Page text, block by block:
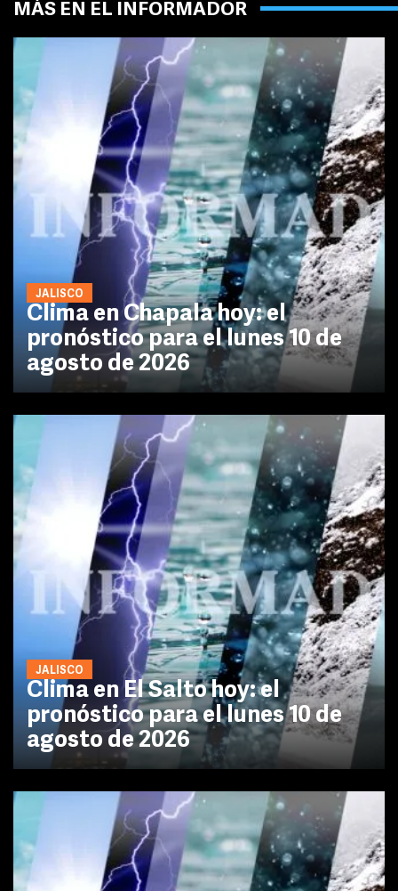
MÁS EN EL INFORMADOR
JALISCO
Clima en Chapala hoy: el
pronóstico para el lunes 10 de
agosto de 2026
JALISCO
Clima en El Salto hoy: el
pronóstico para el lunes 10 de
agosto de 2026